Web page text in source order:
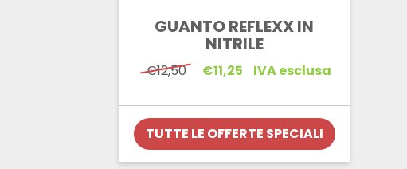
GUANTO REFLEXX IN
NITRILE
€12,50 Il
era:
€12,50.
€11,25
Il
è:
€11,25.
IVA esclusa
TUTTE LE OFFERTE SPECIALI